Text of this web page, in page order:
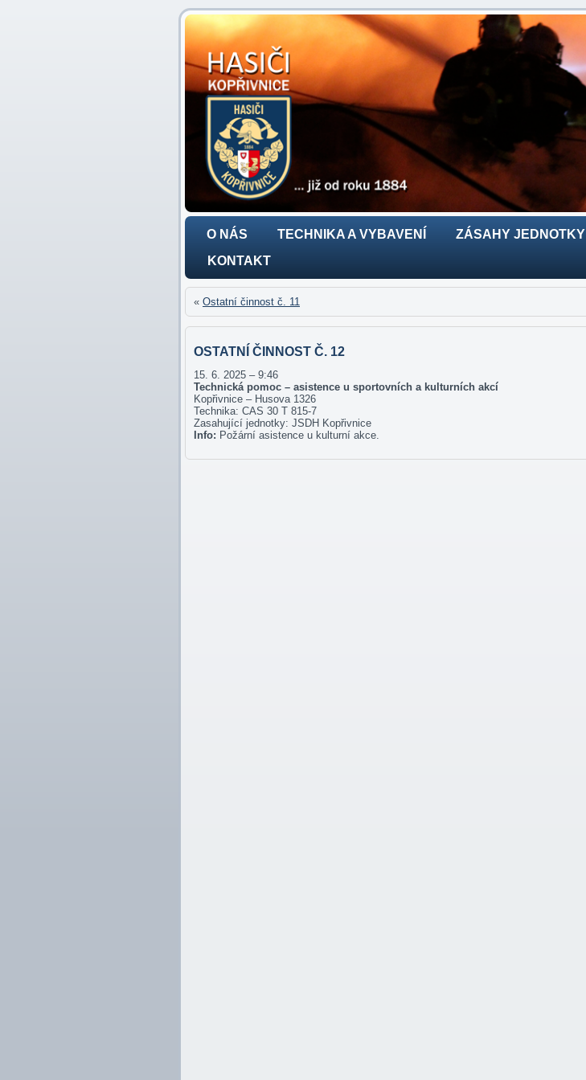
O NÁS TECHNIKA A VYBAVENÍ ZÁSAHY JEDNOTKY
KONTAKT
« Ostatní činnost č. 11
OSTATNÍ ČINNOST Č. 12
15. 6. 2025 – 9:46
Technická pomoc – asistence u sportovních a kulturních akcí
Kopřivnice – Husova 1326
Technika: CAS 30 T 815-7
Zasahující jednotky: JSDH Kopřivnice
Info: Požární asistence u kulturní akce.